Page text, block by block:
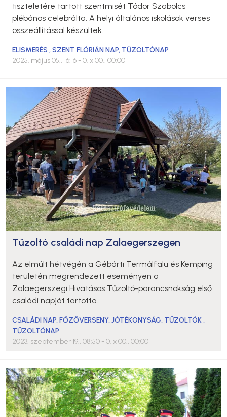
tiszteletére tartott szentmisét Tódor Szabolcs
plébános celebrálta. A helyi általános iskolások verses
összeállítással készültek.
ELISMERÉS ,SZENT FLÓRIÁN NAP, TŰZOLTÓNAP
2025. május 05., 16:16 - 0. x 00., 00:00
Tűzoltó családi nap Zalaegerszegen
Az elmúlt hétvégén a Gébárti Termálfalu és Kemping
területén megrendezett eseményen a
Zalaegerszegi Hivatásos Tűzoltó-parancsnokság első
családi napját tartotta.
CSALÁDI NAP,FŐZŐVERSENY,JÓTÉKONYSÁG, TŰZOLTÓK,
TŰZOLTÓNAP
2023. szeptember 19., 08:50 - 0. x 00., 00:00